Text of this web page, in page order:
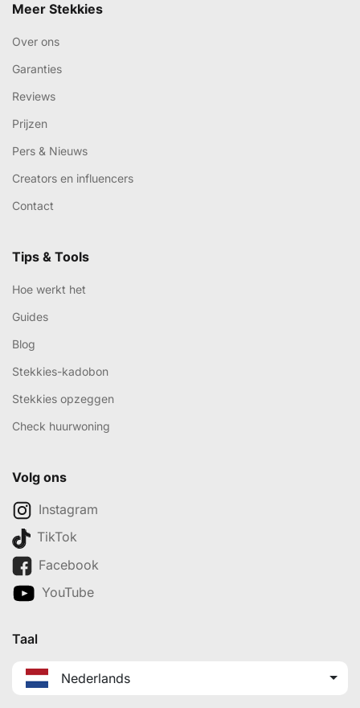
Meer Stekkies
Over ons
Garanties
Reviews
Prijzen
Pers & Nieuws
Creators en influencers
Contact
Tips & Tools
Hoe werkt het
Guides
Blog
Stekkies-kadobon
Stekkies opzeggen
Check huurwoning
Volg ons
Instagram
TikTok
Facebook
YouTube
Taal
Nederlands